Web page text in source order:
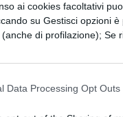
ai cookies facoltativi
su Gestisci opzioni
di profilazione); Se
Data Processing Opt Outs
nel 2014, il
italiana.
dall’iniziativa.
come